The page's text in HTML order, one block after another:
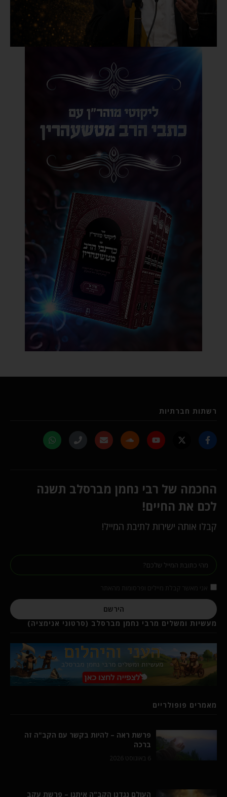
רשתות חברתיות
החכמה של רבי נחמן מברסלב תשנה
לכם את החיים!
קבלו אותה ישירות לתיבת המייל!
הירשם
מעשיות ומשלים מרבי נחמן מברסלב (סרטוני אנימציה)
מאמרים פופולריים
פרשת ראה – להיות בקשר עם הקב"ה זה
ברכה
6 באוגוסט 2026
העולם נגדנו הקב"ה איתנו – פרשת עקב